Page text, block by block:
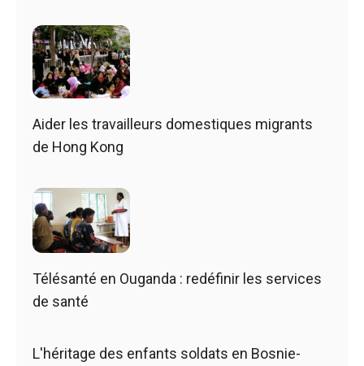
Aider les travailleurs domestiques migrants
de Hong Kong
Télésanté en Ouganda : redéfinir les services
de santé
L'héritage des enfants soldats en Bosnie-